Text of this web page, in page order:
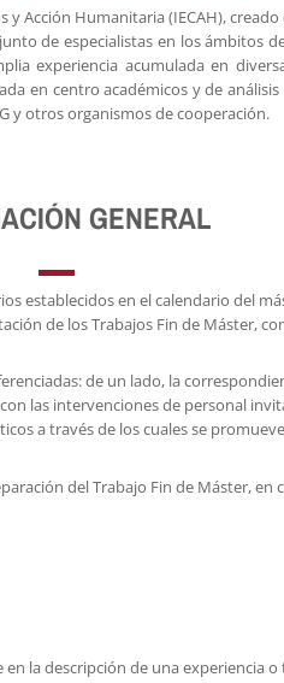
Acción Humanitaria (IECAH),
de especialistas en los ámbitos
experiencia acumulada en
en centro académicos y de
y otros organismos de cooperación.
GENERAL
establecidos en el calendario del
de los Trabajos Fin de Máster,
de un lado, la
las intervenciones de personal
a través de los cuales se
del Trabajo Fin de Máster,
la descripción de una experiencia